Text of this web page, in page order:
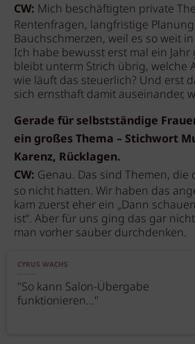
CW: Mich beschäftigten private
Rentenfragen, langfristige
Bauchschmerzen, weil es so weit
Ich habe bewusst erst mal ein Jahr
bleibt unterm Strich übrig, welche
wie läuft das steuerlich? Und erst
sich ernsthaft damit auseinander,
Gerade für selbstständige
ein großes Thema – Stichwort
Karenz, Rücklagen.
CW: Genau. Das sind Themen,
so nicht hatten. Wir haben das
kam zuerst eher ein „Dann
ist“. Aber für uns ging das gar
man vorher sauber durchdenken.
CYRUS WACHS
"So kann Salon-Übergabe
funktionieren..."